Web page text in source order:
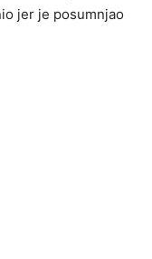
jer je posumnjao